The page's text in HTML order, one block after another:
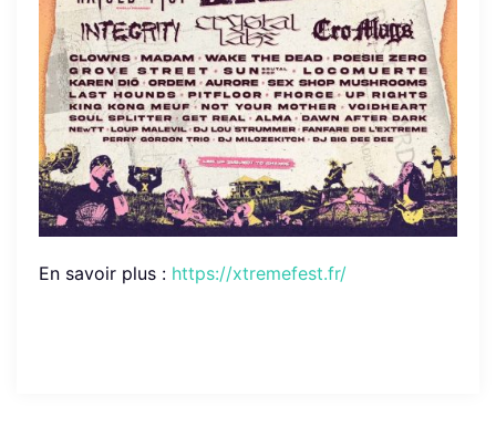
En savoir plus : https://xtremefest.fr/